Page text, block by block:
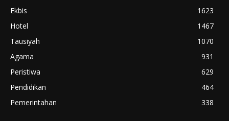
Ekbis
1623
Hotel
1467
Tausiyah
1070
Agama
931
Peristiwa
629
Pendidikan
464
Pemerintahan
338